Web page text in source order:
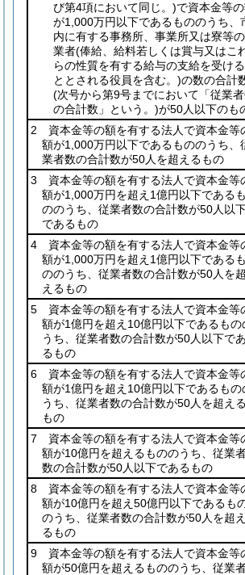
び第4項において同じ。)で資本金等
が1,000万円以下であるもののうち、
内に有する事務所、事業所又は寮等
業者(俸給、給料若しくは賞与又はこ
らの性質を有する給与の支給を受ける
ととされる役員を含む。)の数の合計
(次号から第9号までにおいて「従業
の合計数」という。)が50人以下のも
2 資本金等の額を有する法人で資本金等
額が1,000万円以下であるもののうち、
業者数の合計数が50人を超えるもの
3 資本金等の額を有する法人で資本金等
額が1,000万円を超え1億円以下であるも
ののうち、従業者数の合計数が50人以
であるもの
4 資本金等の額を有する法人で資本金等
額が1,000万円を超え1億円以下であるも
ののうち、従業者数の合計数が50人を超
えるもの
5 資本金等の額を有する法人で資本金等
額が1億円を超え10億円以下であるもの
うち、従業者数の合計数が50人以下であ
るもの
6 資本金等の額を有する法人で資本金等
額が1億円を超え10億円以下であるもの
うち、従業者数の合計数が50人を超える
もの
7 資本金等の額を有する法人で資本金等
額が10億円を超えるもののうち、従業
数の合計数が50人以下であるもの
8 資本金等の額を有する法人で資本金等
額が10億円を超え50億円以下であるも
のうち、従業者数の合計数が50人を超え
るもの
9 資本金等の額を有する法人で資本金等
額が50億円を超えるもののうち、従業